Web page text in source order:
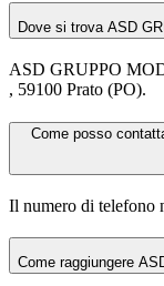
Dove si trova ASD
ASD GRUPPO
, 59100 Prato (PO).
Come posso
Il numero di telefono
Come raggiungere